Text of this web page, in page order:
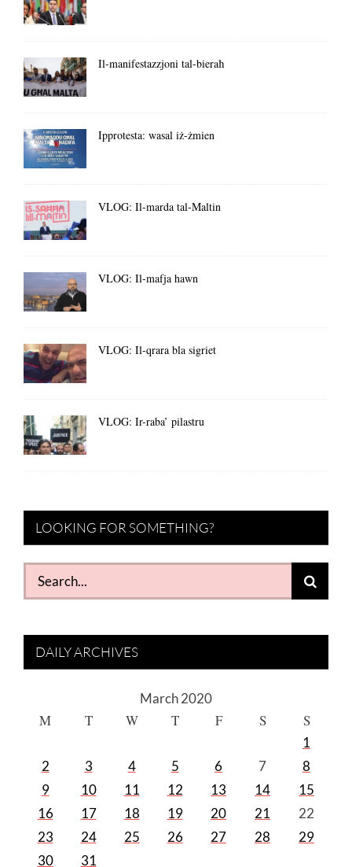
Il-manifestazzjoni tal-bieraħ
Ipprotesta: wasal iż-żmien
VLOG: Il-marda tal-Maltin
VLOG: Il-mafja hawn
VLOG: Il-qrara bla sigriet
VLOG: Ir-raba’ pilastru
LOOKING FOR SOMETHING?
Search
for:
DAILY ARCHIVES
March 2020
M T W T F S S
1
2
3 4 5 6 7
8
9
10 11 12 13 14
15
16
17 18 19 20 21
22
23
24 25 26 27 28
29
30
31